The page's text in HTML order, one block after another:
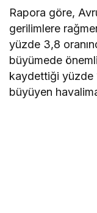
Rapora göre,
gerilimlere
yüzde 3,8
büyümede
kaydettiği yüzde
büyüyen